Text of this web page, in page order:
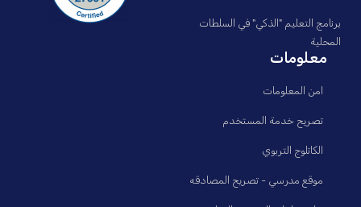
برنامج التعليم "الذكي" في السلطات
المحلية
معلومات
امن المعلومات
تصريح خدمة المستخدم
الكاتلوج التربوي
موقع مدرسي - تصريح المصادقه